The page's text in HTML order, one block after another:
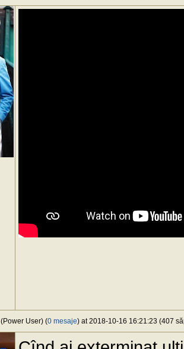
(Power User) (0 mesaje) at 2018-10-16 16:21:23 (407